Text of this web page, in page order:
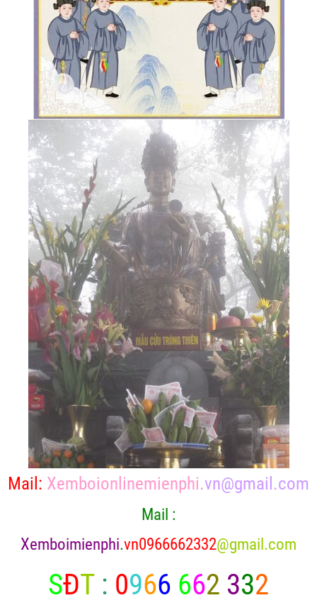
Mail: Xemboionlinemienphi.vn@gmail.com
Mail :
Xemboimienphi.vn0966662332@gmail.com
SĐT : 0966 662 332